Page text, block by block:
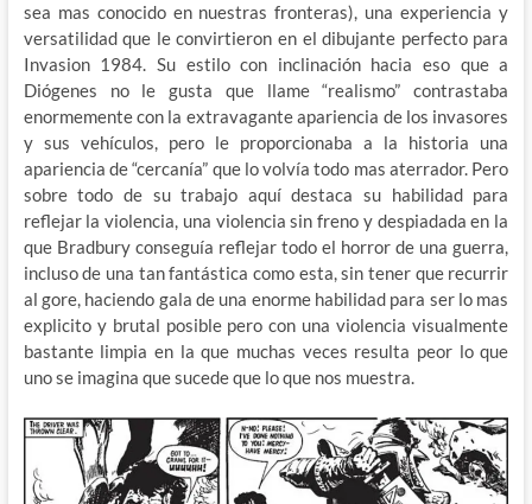
sea mas conocido en nuestras fronteras), una experiencia y
versatilidad que le convirtieron en el dibujante perfecto para
Invasion 1984. Su estilo con inclinación hacia eso que a
Diógenes no le gusta que llame “realismo” contrastaba
enormemente con la extravagante apariencia de los invasores
y sus vehículos, pero le proporcionaba a la historia una
apariencia de “cercanía” que lo volvía todo mas aterrador. Pero
sobre todo de su trabajo aquí destaca su habilidad para
reflejar la violencia, una violencia sin freno y despiadada en la
que Bradbury conseguía reflejar todo el horror de una guerra,
incluso de una tan fantástica como esta, sin tener que recurrir
al gore, haciendo gala de una enorme habilidad para ser lo mas
explicito y brutal posible pero con una violencia visualmente
bastante limpia en la que muchas veces resulta peor lo que
uno se imagina que sucede que lo que nos muestra.